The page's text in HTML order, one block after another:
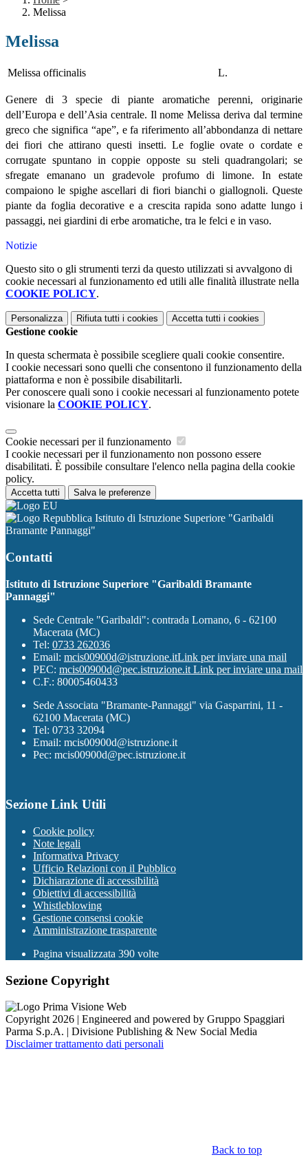
Melissa
Melissa
Melissa officinalis L.
Genere di 3 specie di piante aromatiche perenni, originarie
dell’Europa e dell’Asia centrale. Il nome Melissa deriva dal termine
greco che significa “ape”, e fa riferimento all’abbondanza di nettare
dei fiori che attirano questi insetti. Le foglie ovate o cordate e
corrugate spuntano in coppie opposte su steli quadrangolari; se
sfregate emanano un gradevole profumo di limone. In estate
compaiono le spighe ascellari di fiori bianchi o giallognoli. Queste
piante da foglia decorative e a crescita rapida sono adatte lungo i
passaggi, nei giardini di erbe aromatiche, tra le felci e in vaso.
Notizie
Questo sito o gli strumenti terzi da questo utilizzati si avvalgono di
cookie necessari al funzionamento ed utili alle finalità illustrate nella
COOKIE POLICY.
Personalizza Rifiuta tutti i cookies Accetta tutti i cookies
Gestione cookie
In questa schermata è possibile scegliere quali cookie consentire.
I cookie necessari sono quelli che consentono il funzionamento della
piattaforma e non è possibile disabilitarli.
Per conoscere quali sono i cookie necessari al funzionamento potete
visionare la COOKIE POLICY.
Cookie necessari per il funzionamento
I cookie necessari per il funzionamento non possono essere
disabilitati. È possibile consultare l'elenco nella pagina della cookie
policy.
Accetta tutti Salva le preferenze
Istituto di Istruzione Superiore "Garibaldi
Bramante Pannaggi"
Contatti
Istituto di Istruzione Superiore "Garibaldi Bramante
Pannaggi"
Sede Centrale "Garibaldi": contrada Lornano, 6 - 62100
Macerata (MC)
Tel: 0733 262036
Email: mcis00900d@istruzione.itLink per inviare una mail
PEC: mcis00900d@pec.istruzione.it Link per inviare una mail
C.F.: 80005460433
Sede Associata "Bramante-Pannaggi" via Gasparrini, 11 -
62100 Macerata (MC)
Tel: 0733 32094
Email: mcis00900d@istruzione.it
Pec: mcis00900d@pec.istruzione.it
Sezione Link Utili
Cookie policy
Note legali
Informativa Privacy
Ufficio Relazioni con il Pubblico
Dichiarazione di accessibilità
Obiettivi di accessibilità
Whistleblowing
Gestione consensi cookie
Amministrazione trasparente
Pagina visualizzata 390 volte
Sezione Copyright
Copyright 2026 | Engineered and powered by Gruppo Spaggiari
Parma S.p.A. | Divisione Publishing & New Social Media
Disclaimer trattamento dati personali
Back to top